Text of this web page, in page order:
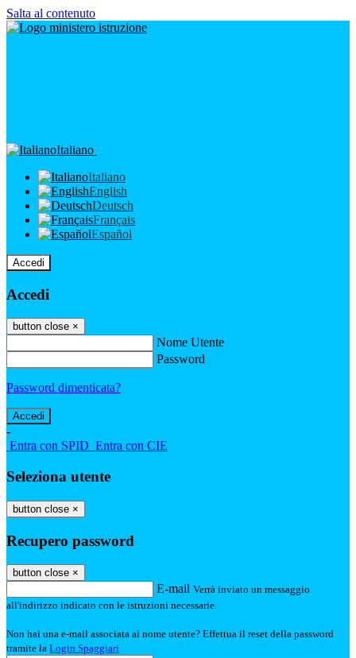
Salta al contenuto
Italiano
Italiano
English
Deutsch
Français
Español
Accedi
Accedi
button close ×
Nome Utente
Password
Password dimenticata?
-
Entra con SPID Entra con CIE
Seleziona utente
button close ×
Recupero password
button close ×
E-mail Verrà inviato un messaggio
all'indirizzo indicato con le istruzioni necessarie.
Non hai una e-mail associata al nome utente? Effettua il reset della password
tramite la Login Spaggiari